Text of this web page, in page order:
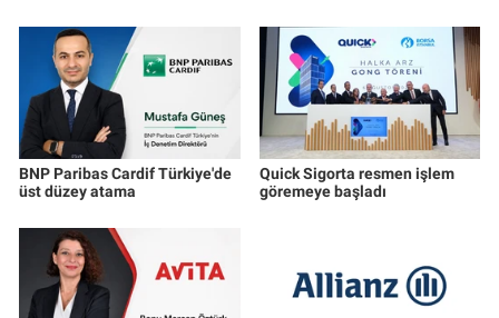
BNP Paribas Cardif Türkiye'de
üst düzey atama
Quick Sigorta resmen işlem
göremeye başladı